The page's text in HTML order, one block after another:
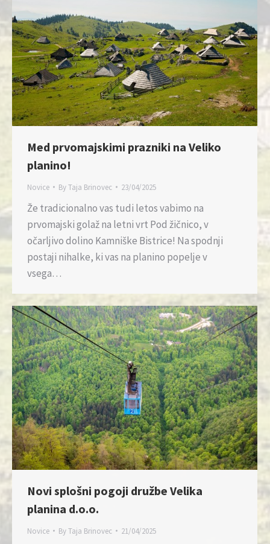
Med prvomajskimi prazniki na Veliko
planino!
Novice ByTaja Brinovec 23/04/2025
Že tradicionalno vas tudi letos vabimo na
prvomajski golaž na letni vrt Pod žičnico, v
očarljivo dolino Kamniške Bistrice! Na spodnji
postaji nihalke, ki vas na planino popelje v
vsega…
Novi splošni pogoji družbe Velika
planina d.o.o.
Novice ByTaja Brinovec 21/04/2025